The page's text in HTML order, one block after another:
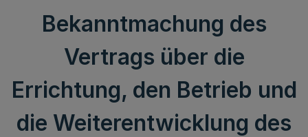
Bekanntmachung des
Vertrags über die
Errichtung, den Betrieb und
die Weiterentwicklung des